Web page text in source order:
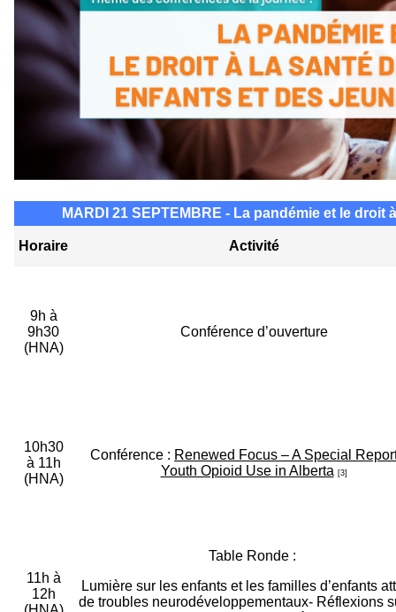
MARDI 21 SEPTEMBRE - La pandémie et le
Horaire Activité
9h à
9h30
(HNA)
Conférence d’ouverture
10h30
à 11h
(HNA)
Conférence : Renewed Focus – A Special
Youth Opioid Use in Alberta [3]
11h à
12h
Table Ronde :
Lumière sur les enfants et les familles d’enfants
de troubles neurodéveloppementaux- Réflexions